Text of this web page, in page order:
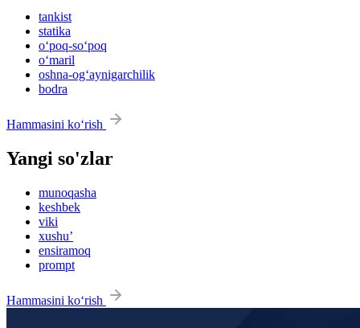
tankist
statika
o‘poq-so‘poq
o‘maril
oshna-og‘aynigarchilik
bodra
Hammasini ko‘rish
Yangi so'zlar
munoqasha
keshbek
viki
xushu’
ensiramoq
prompt
Hammasini ko‘rish